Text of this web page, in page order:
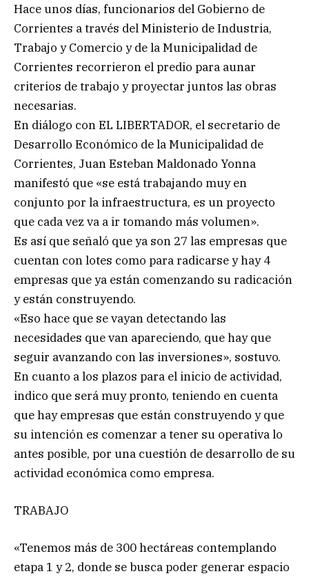
Hace unos días, funcionarios del Gobierno de
Corrientes a través del Ministerio de Industria,
Trabajo y Comercio y de la Municipalidad de
Corrientes recorrieron el predio para aunar
criterios de trabajo y proyectar juntos las obras
necesarias.
En diálogo con EL LIBERTADOR, el secretario de
Desarrollo Económico de la Municipalidad de
Corrientes, Juan Esteban Maldonado Yonna
manifestó que «se está trabajando muy en
conjunto por la infraestructura, es un proyecto
que cada vez va a ir tomando más volumen».
Es así que señaló que ya son 27 las empresas que
cuentan con lotes como para radicarse y hay 4
empresas que ya están comenzando su radicación
y están construyendo.
«Eso hace que se vayan detectando las
necesidades que van apareciendo, que hay que
seguir avanzando con las inversiones», sostuvo.
En cuanto a los plazos para el inicio de actividad,
indico que será muy pronto, teniendo en cuenta
que hay empresas que están construyendo y que
su intención es comenzar a tener su operativa lo
antes posible, por una cuestión de desarrollo de su
actividad económica como empresa.
TRABAJO
«Tenemos más de 300 hectáreas contemplando
etapa 1 y 2, donde se busca poder generar espacio